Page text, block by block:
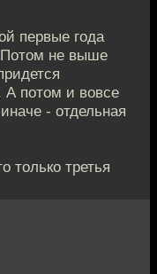
первые года
не выше
А потом и вовсе
- отдельная
только третья